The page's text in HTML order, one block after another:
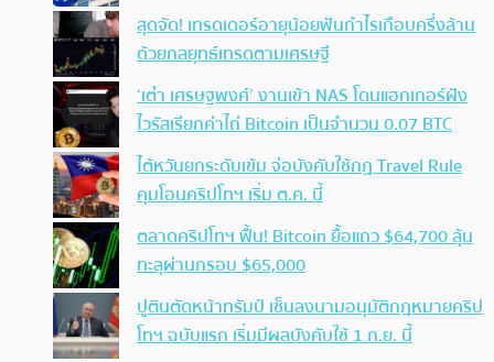
สุดจัด! เทรดเดอร์อายุน้อยฟันกำไรเกือบครึ่งล้าน
ด้วยกลยุทธ์เทรดตามเศรษฐี
‘เต๋า เศรษฐพงศ์’ งานเข้า NAS โดนแฮกเกอร์ฝัง
ไวรัสเรียกค่าไถ่ Bitcoin เป็นจำนวน 0.07 BTC
ไต้หวันยกระดับเข้ม จ่อบังคับใช้กฏ Travel Rule
คุมโอนคริปโทฯ เริ่ม ต.ค. นี้
ตลาดคริปโทฯ ฟื้น! Bitcoin ยื้อแถว $64,700 ลุ้น
ทะลุผ่านกรอบ $65,000
ปูตินตัดหน้าทรัมป์ เซ็นลงนามอนุมัติกฎหมายคริป
โทฯ ฉบับแรก เริ่มมีผลบังคับใช้ 1 ก.ย. นี้